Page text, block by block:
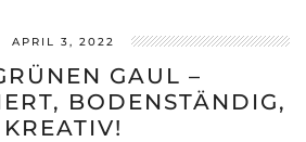
APRIL 3, 2022
GAUL –
BODENSTÄNDIG,
KREATIV!